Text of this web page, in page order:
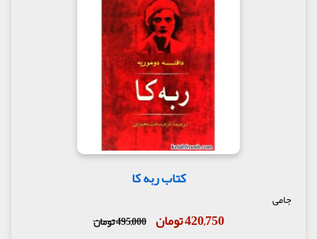
کتاب ربه کا
جامی
420,750 تومان 495,000 تومان